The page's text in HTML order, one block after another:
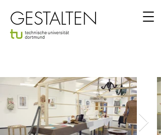
GESTALTEN